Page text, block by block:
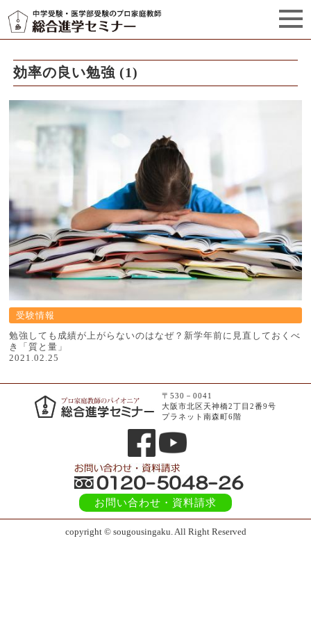
セミナーからのお知らせ（5）
効率の良い勉強 (1)
受験情報
勉強しても成績が上がらないのはなぜ？新学年前に見直しておくべ
き「質と量」
2021.02.25
〒530－0041
大阪市北区天神橋2丁目2番9号
プラネット南森町6階
お問い合わせ ・資料請求
copyright © sougousingaku. All Right Reserved